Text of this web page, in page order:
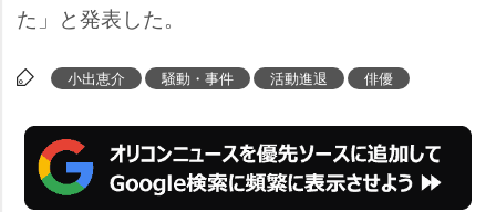
た」と発表した。
小出恵介 騒動・事件 活動進退 俳優